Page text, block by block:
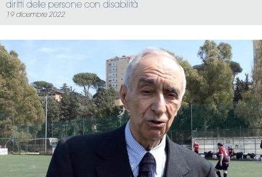
diritti delle persone con disabilità
19 dicembre 2022